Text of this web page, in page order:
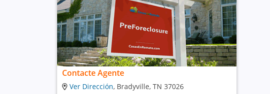
Contacte Agente
Ver Dirección, Bradyville, TN 37026